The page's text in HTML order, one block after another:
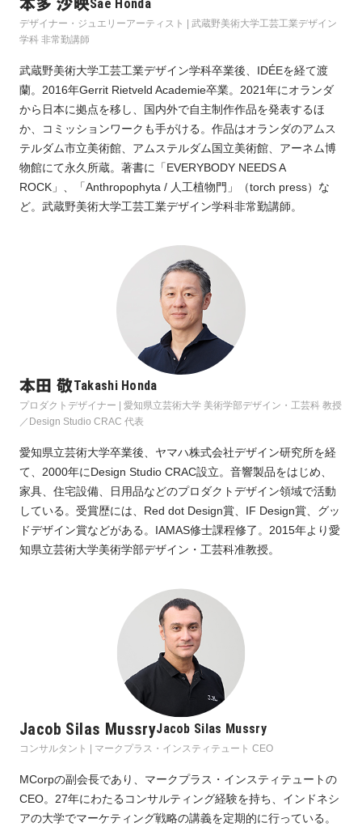
本多 沙映Sae Honda
デザイナー・ジュエリーアーティスト | 武蔵野美術大学工芸工業デザイン
学科 非常勤講師
武蔵野美術大学工芸工業デザイン学科卒業後、IDÉEを経て渡
蘭。2016年Gerrit Rietveld Academie卒業。2021年にオランダ
から日本に拠点を移し、国内外で自主制作作品を発表するほ
か、コミッションワークも手がける。作品はオランダのアムス
テルダム市立美術館、アムステルダム国立美術館、アーネム博
物館にて永久所蔵。著書に「EVERYBODY NEEDS A
ROCK」、「Anthropophyta / 人工植物門」（torch press）な
ど。武蔵野美術大学工芸工業デザイン学科非常勤講師。
本田 敬Takashi Honda
プロダクトデザイナー | 愛知県立芸術大学 美術学部デザイン・工芸科 教授
／Design Studio CRAC 代表
愛知県立芸術大学卒業後、ヤマハ株式会社デザイン研究所を経
て、2000年にDesign Studio CRAC設立。音響製品をはじめ、
家具、住宅設備、日用品などのプロダクトデザイン領域で活動
している。受賞歴には、Red dot Design賞、IF Design賞、グッ
ドデザイン賞などがある。IAMAS修士課程修了。2015年より愛
知県立芸術大学美術学部デザイン・工芸科准教授。
Jacob Silas MussryJacob Silas Mussry
コンサルタント | マークプラス・インスティテュート CEO
MCorpの副会長であり、マークプラス・インスティテュートの
CEO。27年にわたるコンサルティング経験を持ち、インドネシ
アの大学でマーケティング戦略の講義を定期的に行っている。